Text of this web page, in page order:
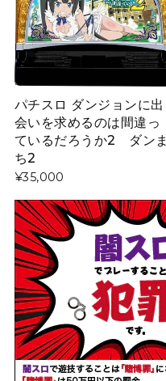
パチスロ ダンジョンに出
会いを求めるのは間違っ
ているだろうか2 ダンま
ち2
¥35,000